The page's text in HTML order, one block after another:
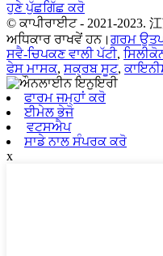
ਹੁਣੇ ਪੁੱਛਗਿੱਛ ਕਰੋ
© ਕਾਪੀਰਾਈਟ - 2021-2023.
ਅਧਿਕਾਰ ਰਾਖਵੇਂ ਹਨ। ਗਰਮ
ਸਵੈ-ਚਿਪਕਣ ਵਾਲੀ ਪੱਟੀ,
ਫੇਸ ਮਾਸਕ, ਸਕ੍ਰਬ ਸੂਟ,
ਫਾਰਮ ਜਮ੍ਹਾਂ ਕਰੋ
ਈਮੇਲ ਭੇਜੋ
ਵਟਸਐਪ
ਸਾਡੇ ਨਾਲ ਸੰਪਰਕ ਕਰੋ
x